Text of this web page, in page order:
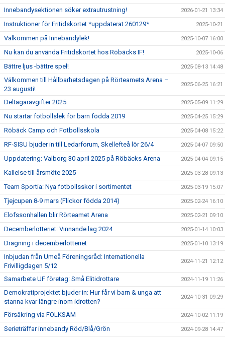
Innebandysektionen söker extrautrustning! 2026-01-21 13:34
Instruktioner för Fritidskortet *uppdaterat 260129* 2025-10-21
Välkommen på Innebandylek! 2025-10-07 16:00
Nu kan du använda Fritidskortet hos Röbäcks IF! 2025-10-06
Bättre ljus -bättre spel! 2025-08-13 14:48
Välkommen till Hållbarhetsdagen på Rörteamets Arena –
23 augusti!
2025-06-25 16:21
Deltagaravgifter 2025 2025-05-09 11:29
Nu startar fotbollslek för barn födda 2019 2025-04-25 15:29
Röbäck Camp och Fotbollsskola 2025-04-08 15:22
RF-SISU bjuder in till Ledarforum, Skellefteå lör 26/4 2025-04-07 09:50
Uppdatering: Valborg 30 april 2025 på Röbäcks Arena 2025-04-04 09:15
Kallelse till årsmöte 2025 2025-03-28 09:13
Team Sportia: Nya fotbollsskor i sortimentet 2025-03-19 15:07
Tjejcupen 8-9 mars (Flickor födda 2014) 2025-02-24 16:10
Elofssonhallen blir Rörteamet Arena 2025-02-21 09:10
Decemberlotteriet: Vinnande lag 2024 2025-01-14 10:03
Dragning i decemberlotteriet 2025-01-10 13:19
Inbjudan från Umeå Föreningsråd: Internationella
Frivilligdagen 5/12
2024-11-21 12:12
Samarbete UF företag: Små Elitidrottare 2024-11-19 11:26
Demokratiprojektet bjuder in: Hur får vi barn & unga att
stanna kvar längre inom idrotten?
2024-10-31 09:29
Försäkring via FOLKSAM 2024-10-02 11:19
Serieträffar innebandy Röd/Blå/Grön 2024-09-28 14:47